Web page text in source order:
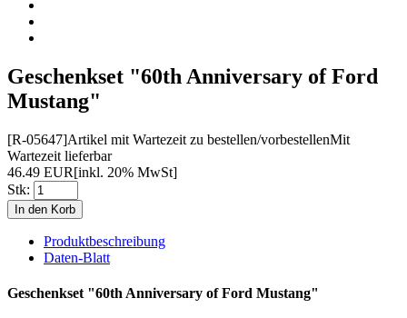
Geschenkset "60th Anniversary of Ford
Mustang"
[R-05647]Artikel mit Wartezeit zu bestellen/vorbestellenMit
Wartezeit lieferbar
46.49 EUR[inkl. 20% MwSt]
Stk:
Produktbeschreibung
Daten-Blatt
Geschenkset "60th Anniversary of Ford Mustang"